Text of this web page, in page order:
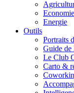
Energie
Outils
Portraits
Guide de
Le Club
Carto &